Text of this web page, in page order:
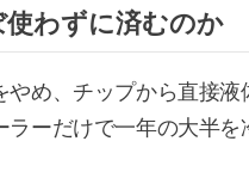
わずに済むのか
め、チップから直接
ーだけで一年の大半を